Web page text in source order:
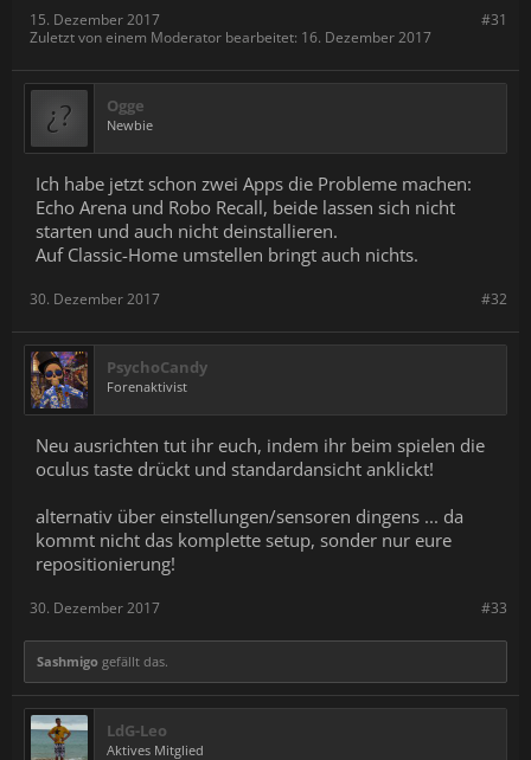
#31
15. Dezember 2017
Zuletzt von einem Moderator bearbeitet: 16. Dezember 2017
Ogge
Newbie
Ich habe jetzt schon zwei Apps die Probleme machen:
Echo Arena und Robo Recall, beide lassen sich nicht
starten und auch nicht deinstallieren.
Auf Classic-Home umstellen bringt auch nichts.
#32
30. Dezember 2017
PsychoCandy
Forenaktivist
Neu ausrichten tut ihr euch, indem ihr beim spielen die
oculus taste drückt und standardansicht anklickt!
alternativ über einstellungen/sensoren dingens ... da
kommt nicht das komplette setup, sonder nur eure
repositionierung!
#33
30. Dezember 2017
Sashmigo gefällt das.
LdG-Leo
Aktives Mitglied